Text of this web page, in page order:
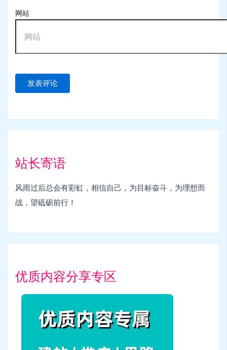
网站
站长寄语
风雨过后总会有彩虹，相信自己，为目标奋斗，为理想而
战，望砥砺前行！
优质内容分享专区